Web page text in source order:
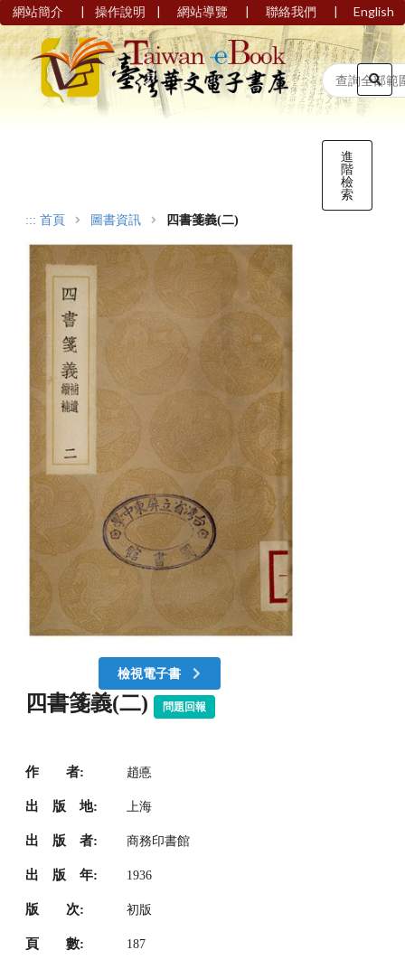
網站簡介 | 操作說明 | 網站導覽 | 聯絡我們 | English
進
階
檢
索
::: 首頁 圖書資訊 四書箋義(二)
檢視電子書
四書箋義(二) 問題回報
作 者: 趙悳
出 版 地: 上海
出 版 者: 商務印書館
出 版 年: 1936
版 次: 初版
頁 數: 187